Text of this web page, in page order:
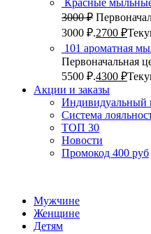
3000₽
3000 ₽.2700 ₽
101 ароматная
Первоначальная
5500 ₽.4300 ₽
Акции и заказы
Индивидуальный
Система
ТОП 30
Новости
Промокод 400 руб
Мужчине
Женщине
Детям